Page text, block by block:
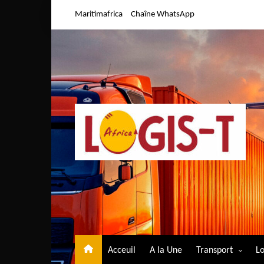
Maritimafrica Chaîne WhatsApp
Acceuil A la Une Transport